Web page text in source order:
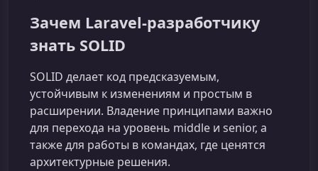
Зачем Laravel‑разработчику
знать SOLID
SOLID делает код предсказуемым,
устойчивым к изменениям и простым в
расширении. Владение принципами важно
для перехода на уровень middle и senior, а
также для работы в командах, где ценятся
архитектурные решения.